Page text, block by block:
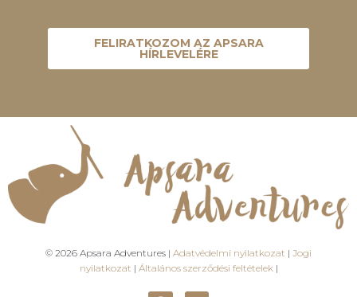
FELIRATKOZOM AZ APSARA
HÍRLEVELÉRE
© 2026 Apsara Adventures | Adatvédelmi nyilatkozat | Jogi
nyilatkozat | Általános szerződési feltételek |